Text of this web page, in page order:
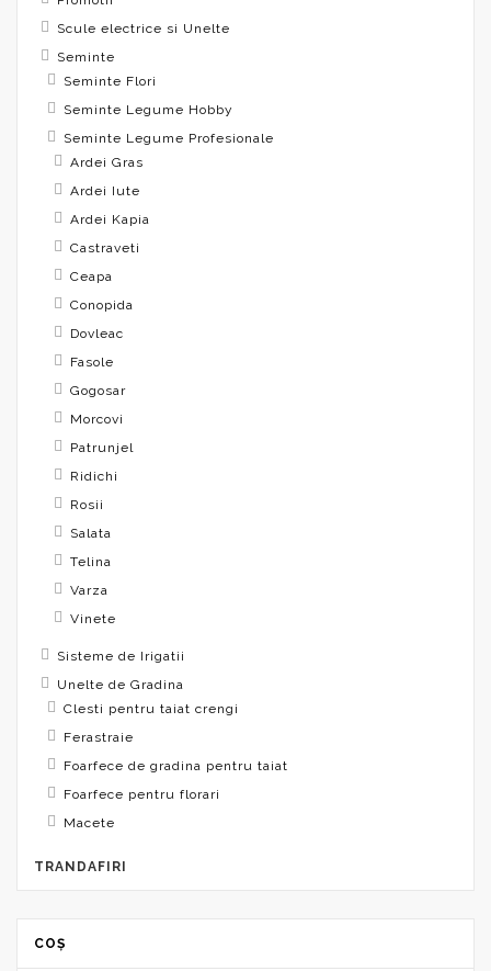
Scule electrice si Unelte
Seminte
Seminte Flori
Seminte Legume Hobby
Seminte Legume Profesionale
Ardei Gras
Ardei Iute
Ardei Kapia
Castraveti
Ceapa
Conopida
Dovleac
Fasole
Gogosar
Morcovi
Patrunjel
Ridichi
Rosii
Salata
Telina
Varza
Vinete
Sisteme de Irigatii
Unelte de Gradina
Clesti pentru taiat crengi
Ferastraie
Foarfece de gradina pentru taiat
Foarfece pentru florari
Macete
TRANDAFIRI
COȘ